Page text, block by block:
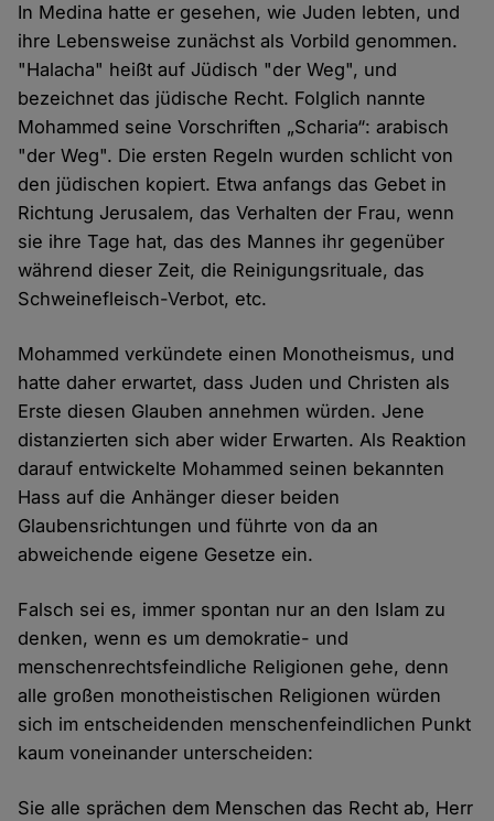
In Medina hatte er gesehen, wie Juden lebten, und
ihre Lebensweise zunächst als Vorbild genommen.
"Halacha" heißt auf Jüdisch "der Weg", und
bezeichnet das jüdische Recht. Folglich nannte
Mohammed seine Vorschriften „Scharia“: arabisch
"der Weg". Die ersten Regeln wurden schlicht von
den jüdischen kopiert. Etwa anfangs das Gebet in
Richtung Jerusalem, das Verhalten der Frau, wenn
sie ihre Tage hat, das des Mannes ihr gegenüber
während dieser Zeit, die Reinigungsrituale, das
Schweinefleisch-Verbot, etc.
Mohammed verkündete einen Monotheismus, und
hatte daher erwartet, dass Juden und Christen als
Erste diesen Glauben annehmen würden. Jene
distanzierten sich aber wider Erwarten. Als Reaktion
darauf entwickelte Mohammed seinen bekannten
Hass auf die Anhänger dieser beiden
Glaubensrichtungen und führte von da an
abweichende eigene Gesetze ein.
Falsch sei es, immer spontan nur an den Islam zu
denken, wenn es um demokratie- und
menschenrechtsfeindliche Religionen gehe, denn
alle großen monotheistischen Religionen würden
sich im entscheidenden menschenfeindlichen Punkt
kaum voneinander unterscheiden:
Sie alle sprächen dem Menschen das Recht ab, Herr